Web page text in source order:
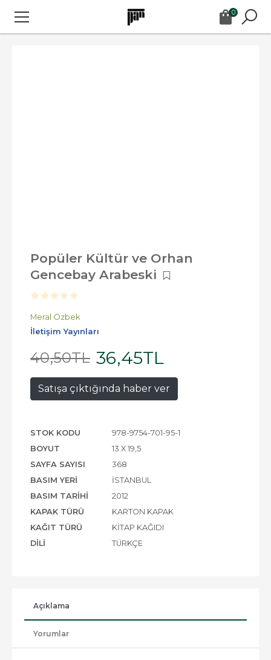
0
Popüler Kültür ve Orhan
Gencebay Arabeski
Meral Özbek
İletişim Yayınları
40,50TL 36,45TL
Satışa çıktığında haber ver
STOK KODU
978-9754-701-95-1
BOYUT
13 X 19,5
SAYFA SAYISI
368
BASIM YERI
İSTANBUL
BASIM TARIHI
2012
KAPAK TÜRÜ
KARTON KAPAK
KAĞIT TÜRÜ
KITAP KAĞIDI
DILI
TÜRKÇE
Açıklama
Yorumlar